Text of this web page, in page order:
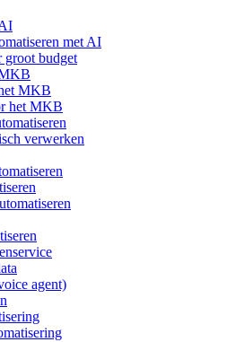
met AI
groot budget
MKB
het MKB
verwerken
agent)